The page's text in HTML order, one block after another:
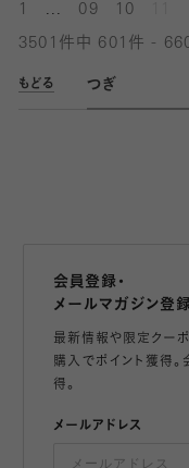
09 10
3501件中 601件 -
もどる つぎ
会員登録・
メールマガジン登
最新情報や限定クーポ
購入でポイント獲得
得。
メールアドレス